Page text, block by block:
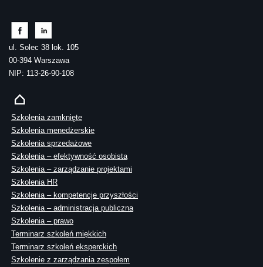
ul. Solec 38 lok. 105
00-394 Warszawa
NIP: 113-26-90-108
Szkolenia zamknięte
Szkolenia menedżerskie
Szkolenia sprzedażowe
Szkolenia – efektywność osobista
Szkolenia – zarządzanie projektami
Szkolenia HR
Szkolenia – kompetencje przyszłości
Szkolenia – administracja publiczna
Szkolenia – prawo
Terminarz szkoleń miękkich
Terminarz szkoleń eksperckich
Szkolenie z zarządzania zespołem